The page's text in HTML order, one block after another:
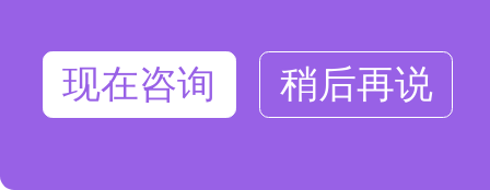
现在咨询 稍后再说